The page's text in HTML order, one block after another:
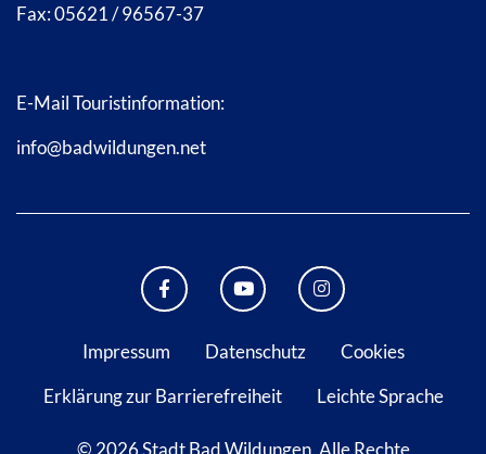
Fax: 05621 / 96567-37
E-Mail Touristinformation:
info@badwildungen.net
FACEBOOK BAD WILDUNGEN
YOUTUBE KANAL STADT
INSTAGRAM
Impressum Datenschutz
Cookies
Erklärung zur Barrierefreiheit
Leichte Sprache
© 2026 Stadt Bad Wildungen. Alle Rechte